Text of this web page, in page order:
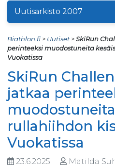
Uutisarkisto 2007
Biathlon.fi> Uutiset>SkiRun
perinteeksi muodostuneita
Vuokatissa
SkiRun
jatkaa
rullahiihdon
Vuokatissa
23.6.2025 Matilda